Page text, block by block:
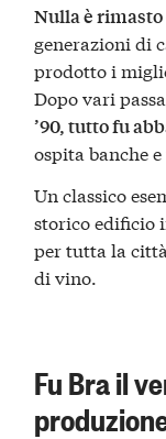
Nulla è
generazioni di
prodotto i
Dopo vari
’90, tutto fu
ospita banche
Un classico
storico edificio
per tutta la
di vino.
Fu Bra il